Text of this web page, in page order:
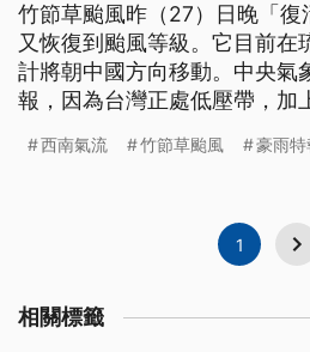
竹節草颱風昨（27）日晚「復
又恢復到颱風等級。它目前在
計將朝中國方向移動。中央氣
報，因為台灣正處低壓帶，加
強，中南部降雨將更為劇烈，
西南氣流 竹節草颱風 豪雨特
1
相關標籤